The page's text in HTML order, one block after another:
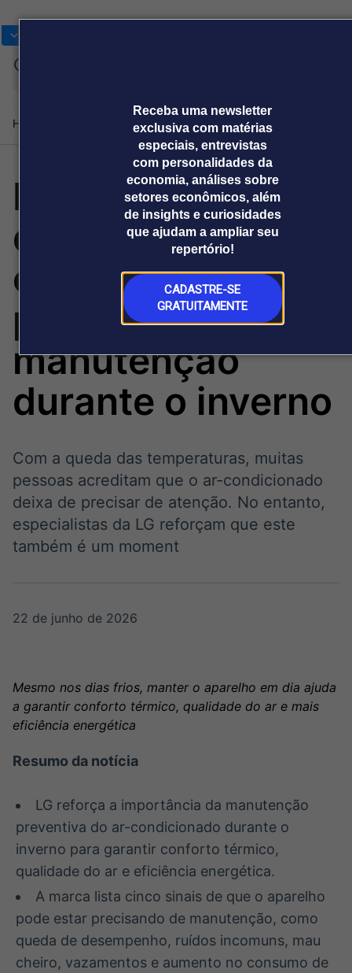
Receba uma newsletter
exclusiva com matérias
especiais, entrevistas
com personalidades da
economia, análises sobre
setores econômicos, além
de insights e curiosidades
que ajudam a ampliar seu
repertório!
CADASTRE-SE
GRATUITAMENTE
Home Produtos e soluçõesNotíciasBlogWeekendInstitucional
Plataformas
Broadcast
Broadcast+
O mercado
financeiro em
tempo real
Broadcast
Tudo sobre o
agronegócio
Broadcast
Político
Os bastidores da
política em tempo
Broadcast
O setor de
energia elétrica
White Label
Plataforma para
conteúdos
personalizados
Soluções de Dados
Broadcast
Broadcast
Broadcast
Wallboard
Conteúdos e
displays e telas
Broadcast
Curadoria
noticiosos
Tecnologia
Broadcast
Broadcast
Releases Broadcast
Prêmio Broadcast
Prêmio Broadcast
Empresas
Releases
LG destaca sinais
de que o ar-
condicionado
precisa de
manutenção
durante o inverno
Com a queda das temperaturas, muitas
pessoas acreditam que o ar-condicionado
deixa de precisar de atenção. No entanto,
especialistas da LG reforçam que este
também é um moment
22 de junho de 2026
Mesmo nos dias frios, manter o aparelho em dia ajuda
a garantir conforto térmico, qualidade do ar e mais
eficiência energética
Resumo da notícia
LG reforça a importância da manutenção
preventiva do ar-condicionado durante o
inverno para garantir conforto térmico,
qualidade do ar e eficiência energética.
A marca lista cinco sinais de que o aparelho
pode estar precisando de manutenção, como
queda de desempenho, ruídos incomuns, mau
cheiro, vazamentos e aumento no consumo de